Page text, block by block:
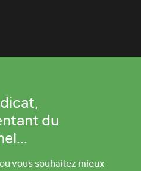
du
vous souhaitez mieux